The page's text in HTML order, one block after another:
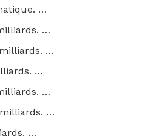
…
…
…
…
…
milliards. …
…